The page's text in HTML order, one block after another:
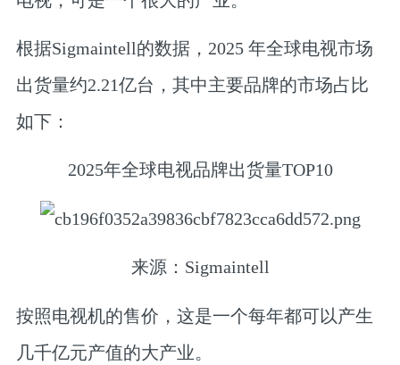
根据Sigmaintell的数据，2025 年全球电视市场
出货量约2.21亿台，其中主要品牌的市场占比
如下：
2025年全球电视品牌出货量TOP10
来源：Sigmaintell
按照电视机的售价，这是一个每年都可以产生
几千亿元产值的大产业。